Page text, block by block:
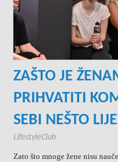
ZAŠTO JE
PRIHVATITI
SEBI NEŠTO
LifestyleClub
Zato što mnoge žene nisu